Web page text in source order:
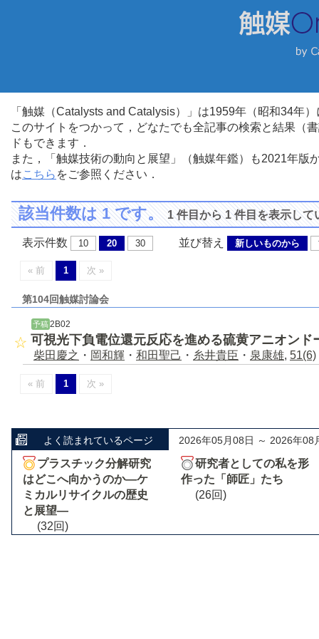
「触媒（Catalysts and Catalysis）」は1959年（昭和34年
このサイトをつかって，どなたでも全記事の検索と結果（
ドもできます．
また，「触媒技術の動向と展望」（触媒年鑑）も2021年
はこちら をご参照ください．
該当件数は 1 です。1 件目から 1 件目を表示して
表示件数 10 20 30 並び替え 新しいものから
« 前 1 次 »
第104回触媒討論会
予稿 2B02
可視光下負電位還元反応を進める硫黄アニオンド
柴田慶之 ・ 岡和輝 ・ 和田聖己 ・ 糸井貴臣 ・ 泉康雄, 51(6)
« 前 1 次 »
よく読まれているページ 2026年05月08日 ～ 2026年08
プラスチック分解研究
はどこへ向かうのか―ケ
ミカルリサイクルの歴史
と展望―
(32回)
研究者としての私を形
作った「師匠」たち
(26回)